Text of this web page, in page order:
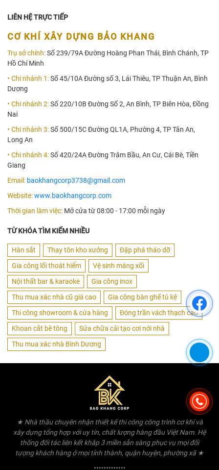
LIÊN HỆ TRỰC TIẾP
CƠ KHÍ XÂY DỰNG BẢO KHANG
Trụ sở chính:Số 239/79A Đường Hoàng Phan Thái, Bình Chánh, TP
Hồ Chí Minh
• Chi nhánh 1:Số 45/10A Đường số 3, Lái Thiêu, TP Thuận An, Bình
Dương
• Chi nhánh 2:Số 220/10B Đường Số 2, An Bình, TP Biên Hòa, Đồng
Nai
• Chi nhánh 3:Số 500/15C Đường QL1A, Phường 4, TP Tân An,
Long An
• Chi nhánh 4:Số 420/24A Đường Trâm Bầu, An Cư, Cái Bè, Tiền
Giang
Email: baokhangcorp3738@gmail.com
Website:www.baokhangcorp.com
Thời gian làm việc: Mở cửa từ 08:00 - 17:00 mỗi ngày
TỪ KHÓA TÌM KIẾM NHIỀU
Hàn sắt Thay tôn kho xưởng
Đập phá tháo dỡ
Gia công lối thoát hiểm
Vệ sinh máng xối
Nội thất bar & karaoke
Gia công inox
Thu mua xác nhà cũ giá cao
Gia công bàn ghế tủ kệ
Thi công showroom & cửa hàng
Đóng trần vách thạch cao
Khoan cắt bê tông
Sửa chữa cải tạo cơi nới nhà
Thu mua xác nhà Bình Dương
★ Nhà thầu chuyên nhận thiết kế thi công công trình cơ khí và
xây dựng tổng hợp với uy tín, chất lượng hàng đầu Việt Nam. Hệ
thống đối tác liên kết khắp 3 miền sẵn sàng phục vụ mọi đối
tượng khách hàng ở mọi tỉnh thành, quận huyện, phường xã ★
•••••••••••••